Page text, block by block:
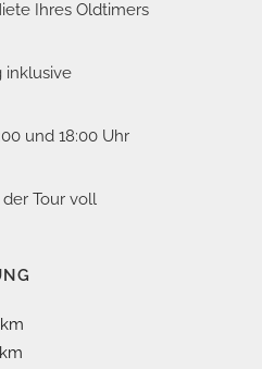
Ihres Oldtimers
inklusive
und 18:00 Uhr
Tour voll